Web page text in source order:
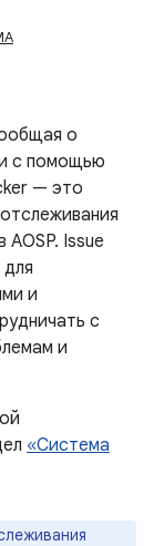
о
с помощью
— это
Issue
и
с
и
«Система